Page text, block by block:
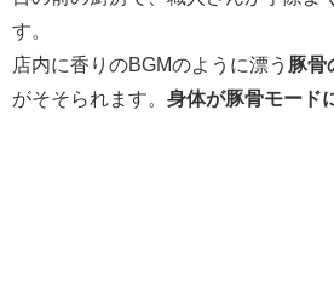
す。
店内に香りのBGMのように漂う 豚骨
がそそられます。 身体が豚骨モード